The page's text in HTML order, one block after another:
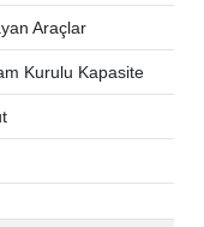
Araçlar
Kurulu Kapasite